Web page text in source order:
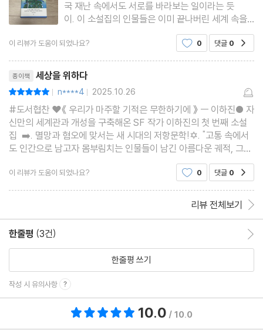
국 재난 속에서도 서로를 바라보는 일이라는 듯
이. 이 소설집의 인물들은 이미 끝나버린 세계 속을
살아가거나, 끝이 다가오는 것을 느끼며 하루하루를
버틴다. 그러나 그 버팀은 단순한 생존이 아니라, 존
지만, 책을 읽다 보면 현
이 리뷰가 도움이 되었나요? 0 댓글 0
종이책 세상을 위하다
| n****4 | 2025.10.26
#도서협찬 ❤️《 우리가 마주할 기적은 무한하기에 》 ㅡ 이하진● 자
신만의 세계관과 개성을 구축해온 SF 작가 이하진의 첫 번째 소설
집 ➡️. 멸망과 혐오에 맞서는 새 시대의 저항문학!✡️. "고통 속에서
도 인간으로 남고자 몸부림치는 인물들이 남긴 아름다운 궤적, 그것
이 곧 소설"ㅡ독특한 세계관으로 자신만의 세상을 구축해 온 이하진
작가의 소설집이다. 이 책은 무려 8편이
이 리뷰가 도움이 되었나요? 0 댓글 0
리뷰 전체보기
한줄평 (3건)
한줄평 쓰기
작성 시 유의사항
10.0 / 10.0